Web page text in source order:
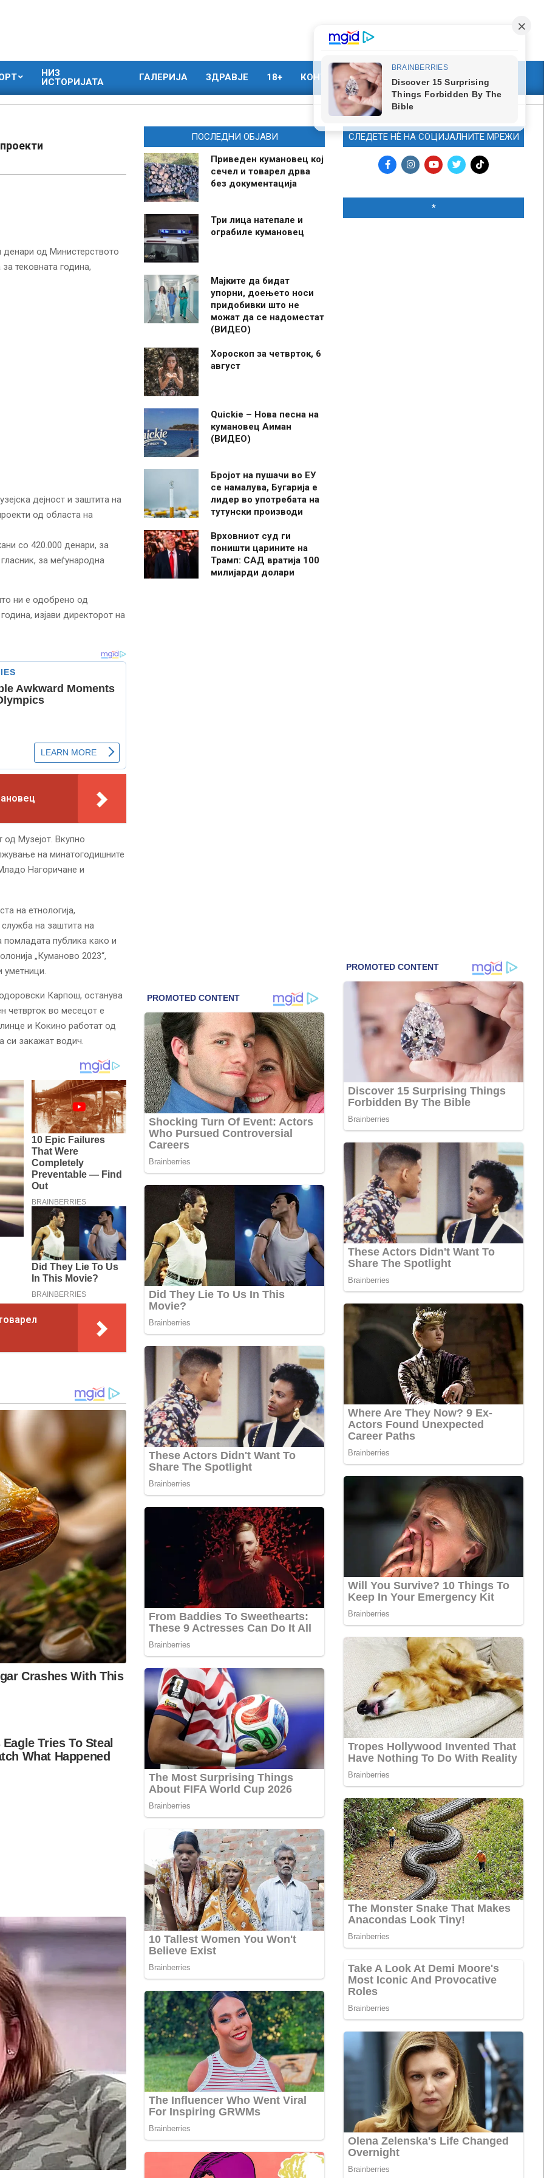
НИЗ
ИСТОРИЈАТА
ГАЛЕРИЈА ЗДРАВЈЕ 18+ КОНТАКТ МАРКЕТИНГ
од Министерството
тековната година,
дејност и заштита на
од областа на
со 420.000 денари, за
за меѓународна
ни е одобрено од
изјави директорот на
од Музејот. Вкупно
на минатогодишните
Нагоричане и
на етнологија,
служба на заштита на
помладата публика како и
„Куманово 2023“,
уметници.
Карпош, останува
четврток во месецот е
и Кокино работат од
си закажат водич.
ПОСЛЕДНИ ОБЈАВИ
Приведен кумановец кој
сечел и товарел дрва
без документација
Три лица натепале и
ограбиле кумановец
Мајките да бидат
упорни, доењето носи
придобивки што не
можат да се надоместат
(ВИДЕО)
Хороскоп за четврток, 6
август
Quickie – Нова песна на
кумановец Аиман
(ВИДЕО)
Бројот на пушачи во ЕУ
се намалува, Бугарија е
лидер во употребата на
тутунски производи
Врховниот суд ги
поништи царините на
Трамп: САД вратија 100
милијарди долари
СЛЕДЕТЕ НЀ НА СОЦИЈАЛНИТЕ МРЕЖИ
*